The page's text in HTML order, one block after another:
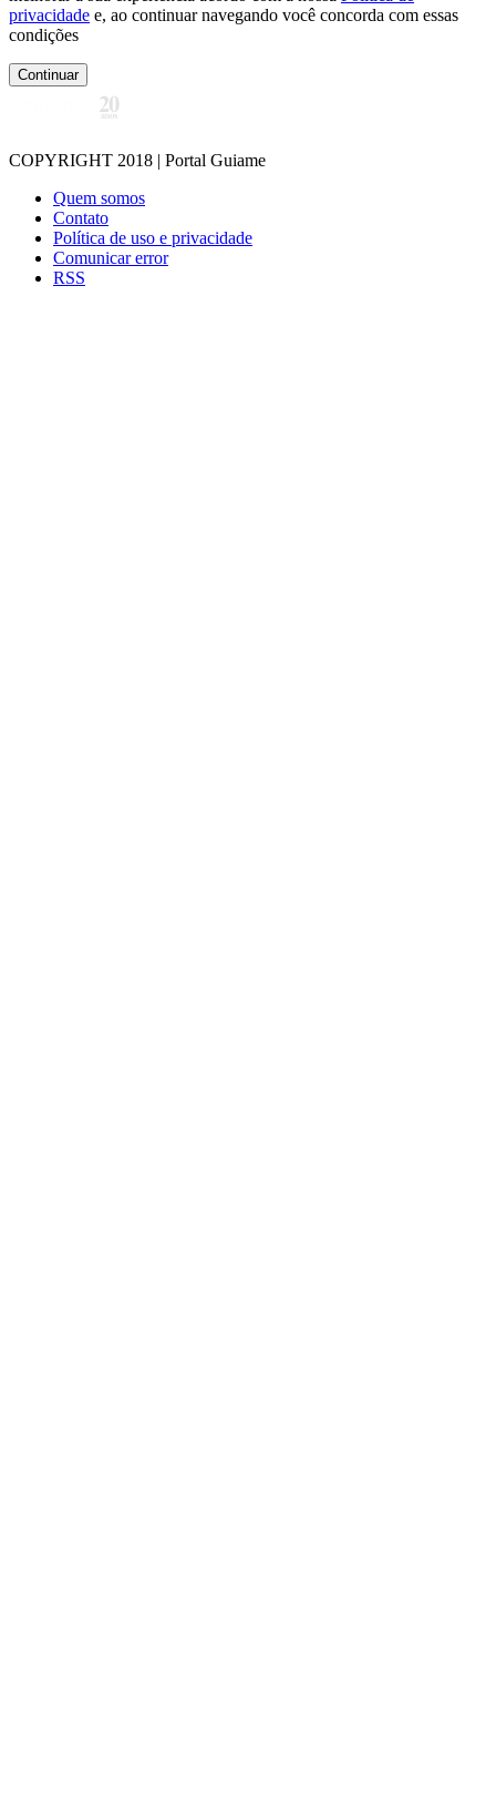
privacidade e, ao continuar navegando você concorda com essas
condições
Continuar
COPYRIGHT 2018 | Portal Guiame
Quem somos
Contato
Política de uso e privacidade
Comunicar error
RSS